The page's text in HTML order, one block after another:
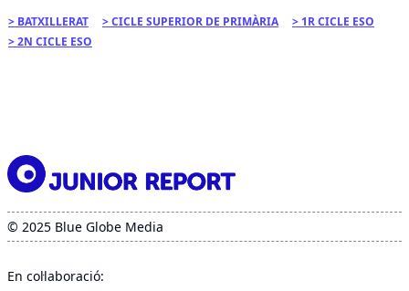
BATXILLERAT CICLE SUPERIOR DE PRIMÀRIA
1R CICLE ESO
2N CICLE ESO
© 2025 Blue Globe Media
En col·laboració: